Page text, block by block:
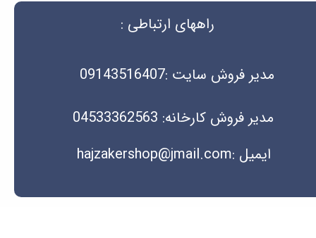
مدیر فروش کارخانه: 04533362563
راههای ارتباطی :
مدیر فروش سایت :09143516407
ایمیل :hajzakershop@jmail.com